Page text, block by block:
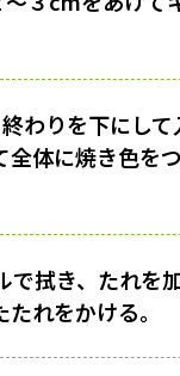
わりを下にし
体に焼き色を
拭き、たれを
れをかける。